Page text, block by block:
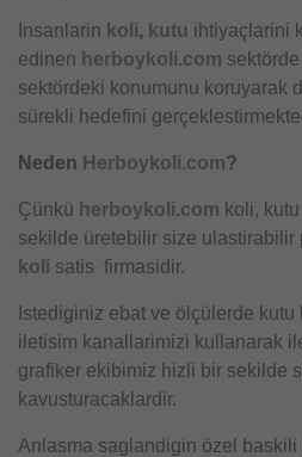
Insanlarin koli, kutu ihtiyaçlarini
edinen herboykoli.com
sektördeki konumunu koruyarak
sürekli hedefini
Neden Herboykoli.com?
Çünkü herboykoli.com koli,
sekilde üretebilir size ulastirabilir
koli satis firmasidir.
Istediginiz ebat ve ölçülerde
iletisim kanallarimizi kullanarak
grafiker ekibimiz hizli bir sekilde
kavusturacaklardir.
Anlasma saglandigin özel baskili